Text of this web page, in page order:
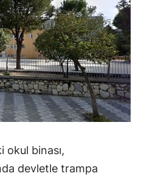
okul binası,
devletle trampa